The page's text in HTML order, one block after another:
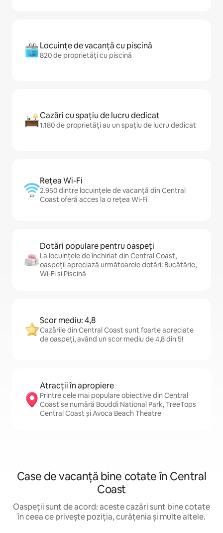
Locuințe de vacanță cu piscină
820 de proprietăți cu piscină
Cazări cu spațiu de lucru dedicat
1.180 de proprietăți au un spațiu de lucru dedicat
Rețea Wi-Fi
2.950 dintre locuințele de vacanță din Central
Coast oferă acces la o rețea Wi-Fi
Dotări populare pentru oaspeți
La locuințele de închiriat din Central Coast,
oaspeții apreciază următoarele dotări: Bucătărie,
Wi-Fi și Piscină
Scor mediu: 4,8
Cazările din Central Coast sunt foarte apreciate
de oaspeți, având un scor mediu de 4,8 din 5!
Atracții în apropiere
Printre cele mai populare obiective din Central
Coast se numără Bouddi National Park, TreeTops
Central Coast și Avoca Beach Theatre
Case de vacanță bine cotate în Central
Coast
Oaspeții sunt de acord: aceste cazări sunt bine cotate
în ceea ce privește poziția, curățenia și multe altele.